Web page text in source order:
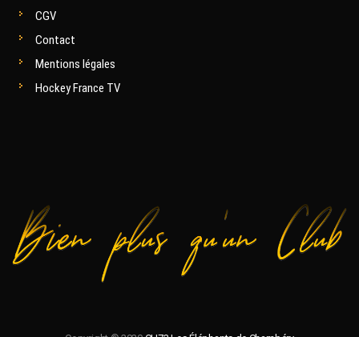
CGV
Contact
Mentions légales
Hockey France TV